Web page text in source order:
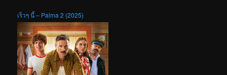
เร็วๆ นี้ – Palma 2 (2025)